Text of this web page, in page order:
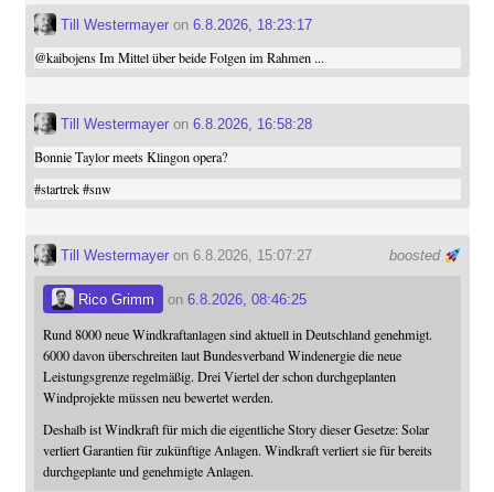
Till Westermayeron 6.8.2026, 18:23:17
@kaibojensIm Mittel über beide Folgen im Rahmen ...
Till Westermayeron 6.8.2026, 16:58:28
Bonnie Taylor meets Klingon opera?
#startrek #snw
boosted
Till Westermayeron 6.8.2026, 15:07:27
Rico Grimm on 6.8.2026, 08:46:25
Rund 8000 neue Windkraftanlagen sind aktuell in Deutschland genehmigt.
6000 davon überschreiten laut Bundesverband Windenergie die neue
Leistungsgrenze regelmäßig. Drei Viertel der schon durchgeplanten
Windprojekte müssen neu bewertet werden.
Deshalb ist Windkraft für mich die eigentliche Story dieser Gesetze: Solar
verliert Garantien für zukünftige Anlagen. Windkraft verliert sie für bereits
durchgeplante und genehmigte Anlagen.